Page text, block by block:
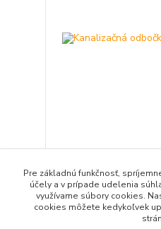
65,30 EUR/ks
53,09 EURbez DPH
Pre základnú funkčnosť,
účely a v prípade udelenia
využívame súbory cookies.
cookies môžete kedykoľvek